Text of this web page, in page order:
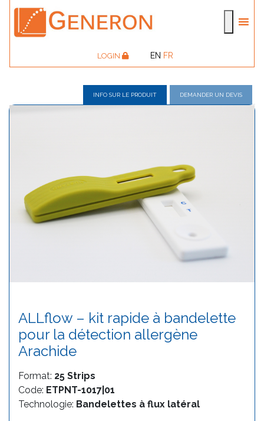
LOGIN EN FR
INFO SUR LE PRODUIT DEMANDER UN DEVIS
ALLflow – kit rapide à bandelette
pour la détection allergène
Arachide
Format: 25 Strips
Code: ETPNT-1017|01
Technologie: Bandelettes à flux latéral